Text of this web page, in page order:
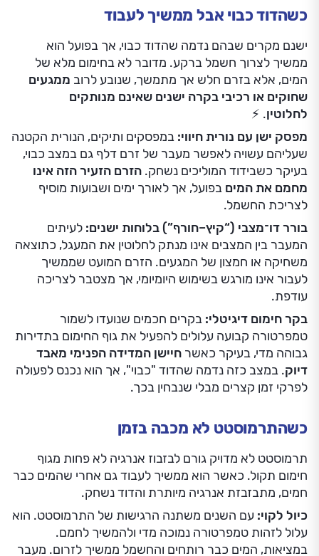
כשהדוד כבוי אבל ממשיך לעבוד
ישנם מקרים שבהם נדמה שהדוד כבוי, אך בפועל הוא
ממשיך לצרוך חשמל ברקע. מדובר לא בחימום מלא של
המים, אלא בזרם חלש אך מתמשך, שנובע לרוב ממגעים
שחוקים או רכיבי בקרה ישנים שאינם מנותקים
לחלוטין. ⚡
מפסק ישן עם נורית חיווי: במפסקים ותיקים, הנורית הקטנה
שעליהם עשויה לאפשר מעבר של זרם דלף גם במצב כבוי,
בעיקר כשבידוד המוליכים נשחק. הזרם הזעיר הזה אינו
מחמם את המים בפועל, אך לאורך ימים ושבועות מוסיף
לצריכת החשמל.
בורר דו־מצבי (“קיץ–חורף”) בלוחות ישנים: לעיתים
המעבר בין המצבים אינו מנתק לחלוטין את המעגל, כתוצאה
משחיקה או חמצון של המגעים. הזרם המועט שממשיך
לעבור אינו מורגש בשימוש היומיומי, אך מצטבר לצריכה
עודפת.
בקר חימום דיגיטלי: בקרים חכמים שנועדו לשמור
טמפרטורה קבועה עלולים להפעיל את גוף החימום בתדירות
גבוהה מדי, בעיקר כאשר חיישן המדידה הפנימי מאבד
דיוק. במצב כזה נדמה שהדוד "כבוי", אך הוא נכנס לפעולה
לפרקי זמן קצרים מבלי שנבחין בכך.
כשהתרמוסטט לא מכבה בזמן
תרמוסטט לא מדויק גורם לבזבוז אנרגיה לא פחות מגוף
חימום תקול. כאשר הוא ממשיך לעבוד גם אחרי שהמים כבר
חמים, מתבזבזת אנרגיה מיותרת והדוד נשחק.
כיול לקוי: עם השנים משתנה הרגישות של התרמוסטט. הוא
עלול לזהות טמפרטורה נמוכה מדי ולהמשיך לחמם.
במציאות, המים כבר רותחים והחשמל ממשיך לזרום. מעבר